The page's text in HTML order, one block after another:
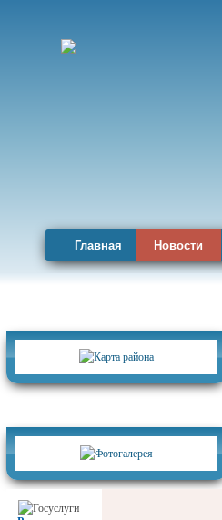
Главная Новости